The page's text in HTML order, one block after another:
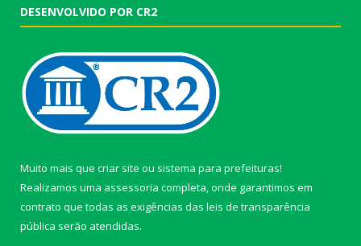
DESENVOLVIDO POR CR2
Muito mais que criar site ou sistema para prefeituras!
Realizamos uma assessoria completa, onde garantimos em
contrato que todas as exigências das leis de transparência
pública serão atendidas.